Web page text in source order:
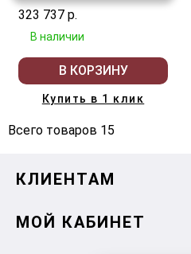
323 737 р.
В наличии
В КОРЗИНУ
Купить в 1 клик
Всего товаров 15
КЛИЕНТАМ
МОЙ КАБИНЕТ